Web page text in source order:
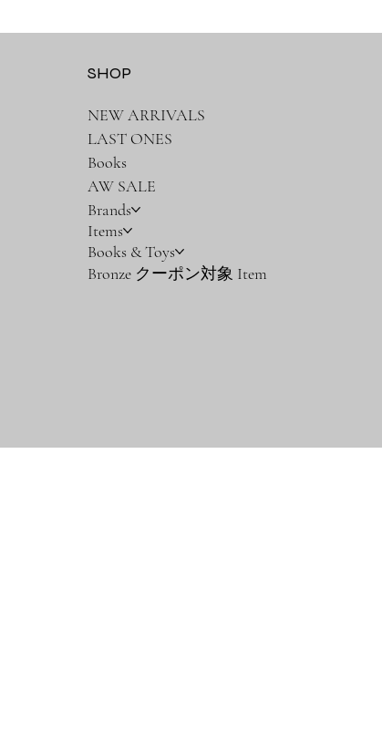
SHOP
NEW ARRIVALS
LAST ONES
Books
AW SALE
Brands
Items
Books & Toys
Bronze クーポン対象 Item